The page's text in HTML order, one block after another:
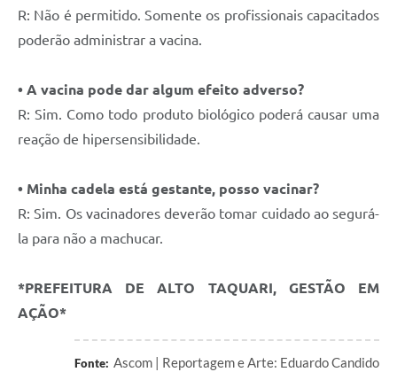
R: Não é permitido. Somente os profissionais capacitados
poderão administrar a vacina.
• A vacina pode dar algum efeito adverso?
R: Sim. Como todo produto biológico poderá causar uma
reação de hipersensibilidade.
• Minha cadela está gestante, posso vacinar?
R: Sim. Os vacinadores deverão tomar cuidado ao segurá-
la para não a machucar.
*PREFEITURA DE ALTO TAQUARI, GESTÃO EM
AÇÃO*
Fonte: Ascom | Reportagem e Arte: Eduardo Candido